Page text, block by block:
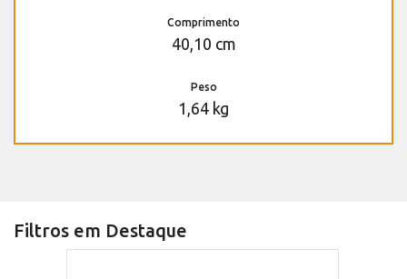
Comprimento
40,10 cm
Peso
1,64 kg
Filtros em Destaque